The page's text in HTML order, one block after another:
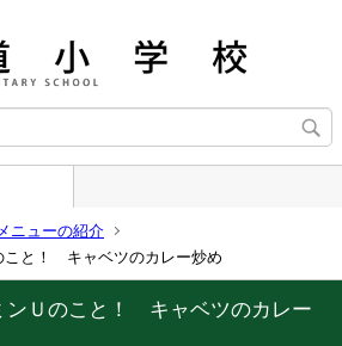
メニューの紹介
こと！ キャベツのカレー炒め
ンＵのこと！ キャベツのカレー